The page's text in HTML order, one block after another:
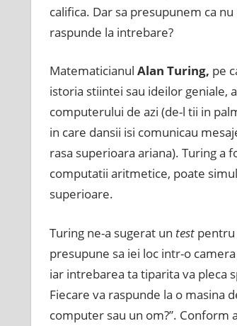
califica. Dar sa presupunem ca
raspunde la intrebare?
Matematicianul Alan Turing, pe
istoria stiintei sau ideilor geniale,
computerului de azi (de-l tii in
in care dansii isi comunicau
rasa superioara ariana). Turing a
computatii aritmetice, poate
superioare.
Turing ne-a sugerat un test pentru
presupune sa iei loc intr-o
iar intrebarea ta tiparita va pleca
Fiecare va raspunde la o masina
computer sau un om?”.